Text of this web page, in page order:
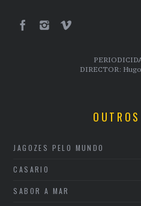
DIRECTOR:
JAGOZES PELO MUNDO
CASARIO
SABOR A MAR